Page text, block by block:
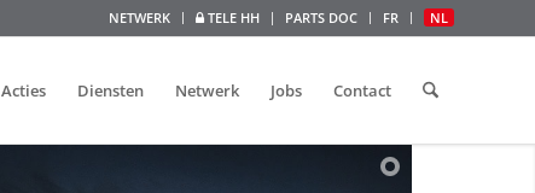
NETWERK TELE HH PARTS DOC FR NL
Acties Diensten Netwerk Jobs Contact